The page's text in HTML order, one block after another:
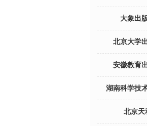
大象出
北京大学
安徽教育
湖南科学技
北京天